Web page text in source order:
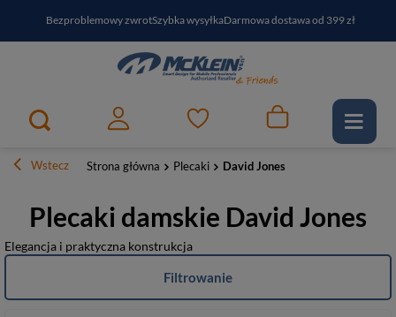
Bezproblemowy zwrotSzybka wysyłkaDarmowa dostawa od 399 zł
PayPo - kup i zapłać za30 dniZapisz się do newslettera i odbierz RABAT
Wstecz Strona główna Plecaki David Jones
Plecaki damskie David Jones
Elegancja i praktyczna konstrukcja
Filtrowanie